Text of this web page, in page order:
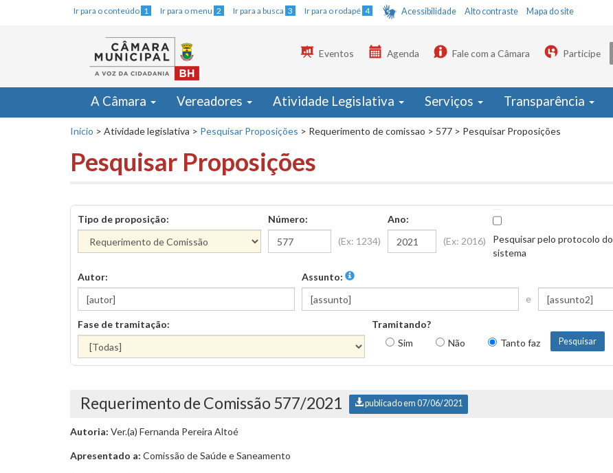
Ir para o conteúdo 1 Ir para o menu 2 Ir para a busca 3 Ir para o rodapé 4 Acessibilidade Alto contraste Mapa do site
Eventos Agenda Fale com a Câmara Participe
A Câmara Vereadores Atividade Legislativa Serviços Transparência
Início > Atividade legislativa > Pesquisar Proposições > Requerimento de comissao > 577 > Pesquisar Proposições
Pesquisar Proposições
Tipo de proposição:
Número:
(Ex: 1234)
Ano:
(Ex: 2016)
Pesquisar pelo protocolo do
sistema
Autor:
Assunto:
e
Fase de tramitação:
Tramitando?
Sim
Não Tanto faz
Requerimento de Comissão 577/2021 publicado em 07/06/2021
Autoria: Ver.(a) Fernanda Pereira Altoé
Apresentado a: Comissão de Saúde e Saneamento